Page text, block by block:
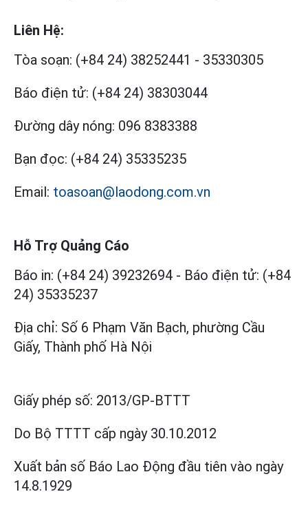
Liên Hệ:
Tòa soạn: (+84 24) 38252441 - 35330305
Báo điện tử: (+84 24) 38303044
Đường dây nóng: 096 8383388
Bạn đọc: (+84 24) 35335235
Email: toasoan@laodong.com.vn
Hỗ Trợ Quảng Cáo
Báo in: (+84 24) 39232694 - Báo điện tử: (+84
24) 35335237
Địa chỉ: Số 6 Phạm Văn Bạch, phường Cầu
Giấy, Thành phố Hà Nội
Giấy phép số: 2013/GP-BTTT
Do Bộ TTTT cấp ngày 30.10.2012
Xuất bản số Báo Lao Động đầu tiên vào ngày
14.8.1929